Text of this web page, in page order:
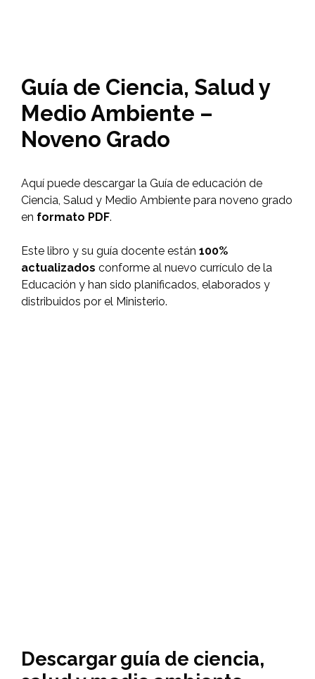
Guía de Ciencia, Salud y
Medio Ambiente –
Noveno Grado
Aquí puede descargar la Guía de educación de
Ciencia, Salud y Medio Ambiente para noveno grado
en formato PDF.
Este libro y su guía docente están 100%
actualizados conforme al nuevo currículo de la
Educación y han sido planificados, elaborados y
distribuidos por el Ministerio.
Descargar guía de ciencia,